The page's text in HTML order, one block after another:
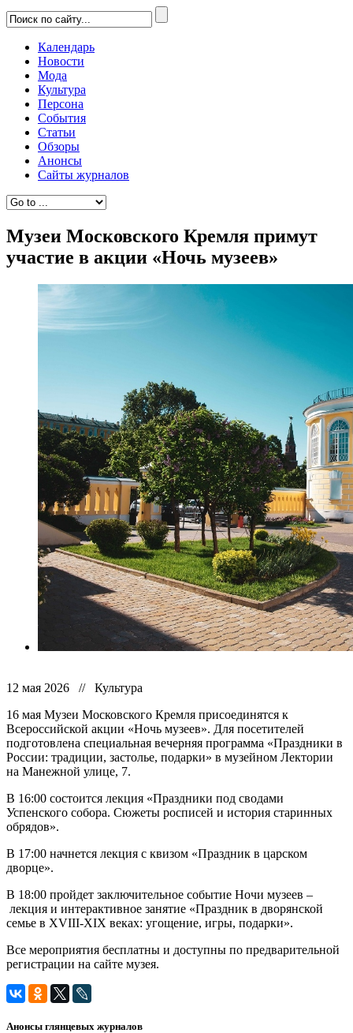
Календарь
Новости
Мода
Культура
Персона
События
Статьи
Обзоры
Анонсы
Сайты журналов
Музеи Московского Кремля примут
участие в акции «Ночь музеев»
12 мая 2026 // Культура
16 мая Музеи Московского Кремля присоединятся к
Всероссийской акции «Ночь музеев». Для посетителей
подготовлена специальная вечерняя программа «Праздники в
России: традиции, застолье, подарки» в музейном Лектории
на Манежной улице, 7.
В 16:00 состоится лекция «Праздники под сводами
Успенского собора. Сюжеты росписей и история старинных
обрядов».
В 17:00 начнется лекция с квизом «Праздник в царском
дворце».
В 18:00 пройдет заключительное событие Ночи музеев –
лекция и интерактивное занятие «Праздник в дворянской
семье в XVIII-XIX веках: угощение, игры, подарки».
Все мероприятия бесплатны и доступны по предварительной
регистрации на сайте музея.
Анонсы глянцевых журналов